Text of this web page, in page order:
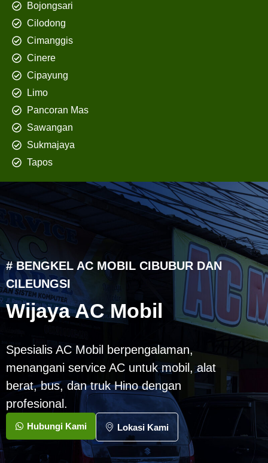
Bojongsari
Cilodong
Cimanggis
Cinere
Cipayung
Limo
Pancoran Mas
Sawangan
Sukmajaya
Tapos
# BENGKEL AC MOBIL CIBUBUR DAN
CILEUNGSI
Wijaya AC Mobil
Spesialis AC Mobil berpengalaman,
menangani service AC untuk mobil, alat
berat, bus, dan truk Hino dengan
profesional.
Hubungi Kami Lokasi Kami